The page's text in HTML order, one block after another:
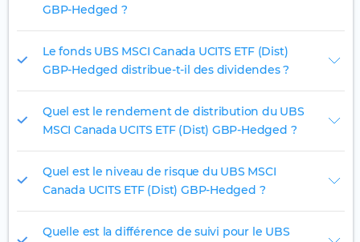
GBP-Hedged ?
Le fonds UBS MSCI Canada UCITS ETF (Dist)
GBP-Hedged distribue-t-il des dividendes ?
Quel est le rendement de distribution du UBS
MSCI Canada UCITS ETF (Dist) GBP-Hedged ?
Quel est le niveau de risque du UBS MSCI
Canada UCITS ETF (Dist) GBP-Hedged ?
Quelle est la différence de suivi pour le UBS